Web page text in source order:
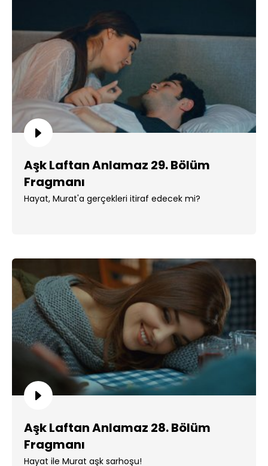
Aşk Laftan Anlamaz 29. Bölüm
Fragmanı
Hayat, Murat'a gerçekleri itiraf edecek mi?
Aşk Laftan Anlamaz 28. Bölüm
Fragmanı
Hayat ile Murat aşk sarhoşu!